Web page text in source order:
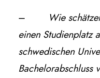
–
Wie
einen Studienplatz
schwedischen
Bachelorabschluss